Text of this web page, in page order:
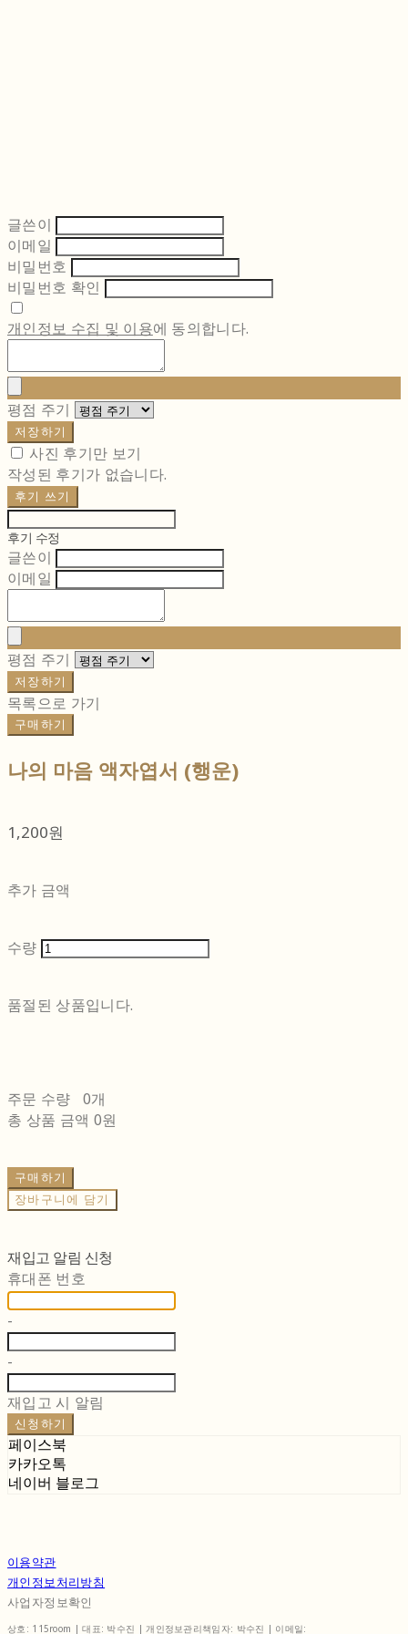
글쓴이
이메일
비밀번호
비밀번호 확인
개인정보 수집 및 이용에 동의합니다.
평점 주기
저장하기
사진 후기만 보기
작성된 후기가 없습니다.
후기 쓰기
후기 수정
글쓴이
이메일
평점 주기
저장하기
목록으로 가기
구매하기
나의 마음 액자엽서 (행운)
1,200원
추가 금액
수량
품절된 상품입니다.
주문 수량
0개
총 상품 금액 0원
구매하기
장바구니에 담기
재입고 알림 신청
휴대폰 번호
-
-
재입고 시 알림
신청하기
페이스북
카카오톡
네이버 블로그
이용약관
개인정보처리방침
사업자정보확인
상호: 115room | 대표: 박수진 | 개인정보관리책임자: 박수진 | 이메일: